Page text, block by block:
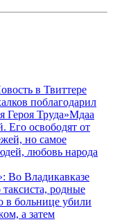
в Твиттере
поблагодарил
Героя Труда»Мдаа
Его освободят от
но самое
любовь народа
Во Владикавказе
родные
в больнице убили
а затем